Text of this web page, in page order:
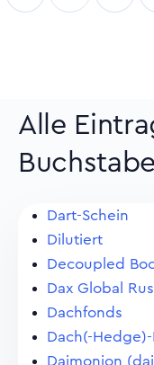
Alle
Dart-Schein
Dilutiert
Decoupled
Dax Global
Dachfonds
Dach(-
Daimonion